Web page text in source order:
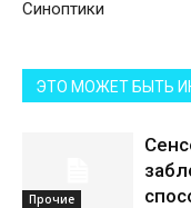
Синоптики
ЭТО МОЖЕТ БЫТЬ
Прочие